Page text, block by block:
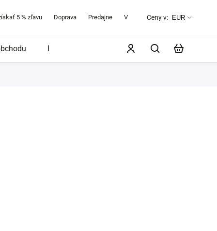
5 % zľavu Doprava Predajne Veľkostná tabuľka O značke
Ceny v: EUR
Blog